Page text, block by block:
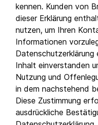
kennen. Kunden von
dieser Erklärung
nutzen, um Ihren
Informationen
Datenschutzerklärung
Inhalt einverstanden
Nutzung und
in dem nachstehend
Diese Zustimmung
ausdrückliche